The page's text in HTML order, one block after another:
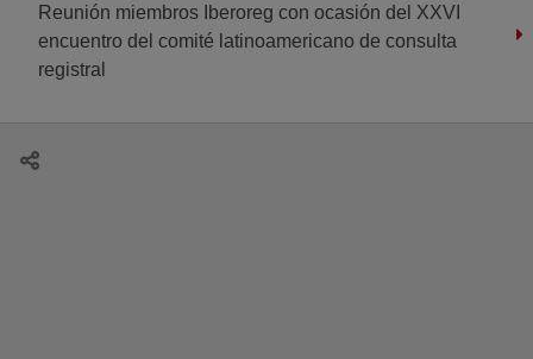
Reunión miembros Iberoreg con ocasión del XXVI
encuentro del comité latinoamericano de consulta
registral